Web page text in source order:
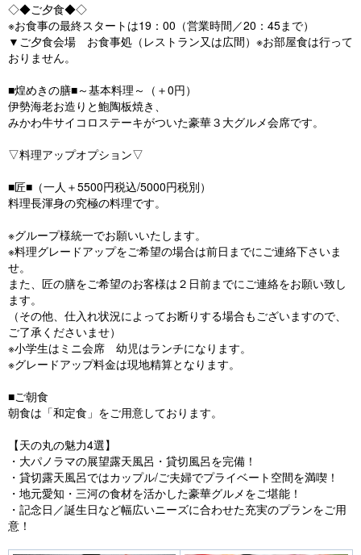
◇◆ご夕食◆◇
※お食事の最終スタートは19：00（営業時間／20：45まで）
▼ご夕食会場 お食事処（レストラン又は広間）※お部屋食は行って
おりません。
■煌めきの膳■～基本料理～（＋0円）
伊勢海老お造りと鮑陶板焼き、
みかわ牛サイコロステーキがついた豪華３大グルメ会席です。
▽料理アップオプション▽
■匠■（一人＋5500円税込/5000円税別）
料理長渾身の究極の料理です。
※グループ様統一でお願いいたします。
※料理グレードアップをご希望の場合は前日までにご連絡下さいま
せ。
また、匠の膳をご希望のお客様は２日前までにご連絡をお願い致し
ます。
（その他、仕入れ状況によってお断りする場合もございますので、
ご了承くださいませ）
※小学生はミニ会席 幼児はランチになります。
※グレードアップ料金は現地精算となります。
■ご朝食
朝食は「和定食」をご用意しております。
【天の丸の魅力4選】
・大パノラマの展望露天風呂・貸切風呂を完備！
・貸切露天風呂ではカップル/ご夫婦でプライベート空間を満喫！
・地元愛知・三河の食材を活かした豪華グルメをご堪能！
・記念日／誕生日など幅広いニーズに合わせた充実のプランをご用
意！